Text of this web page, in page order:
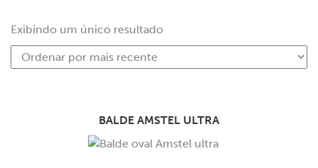
Exibindo um único resultado
BALDE AMSTEL ULTRA
VEJA MAIS